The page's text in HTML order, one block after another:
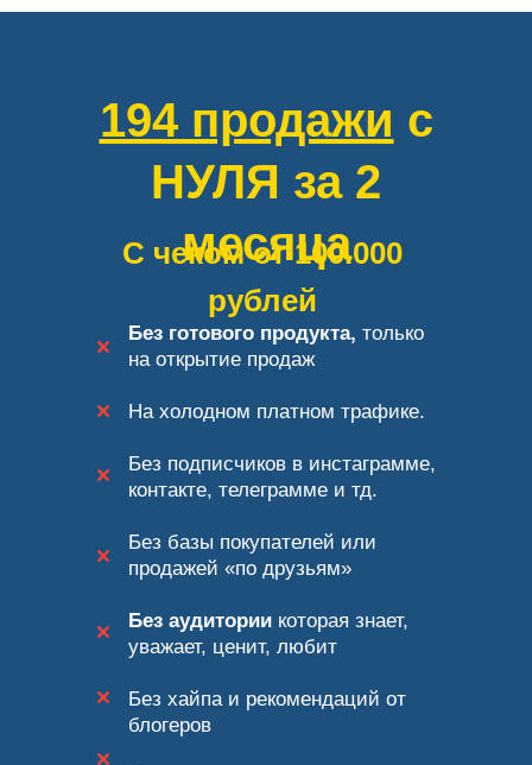
194 продажи с
НУЛЯ за 2
месяца
С чеком от 100.000
рублей
Без готового продукта, только
на открытие продаж
На холодном платном трафике.
Без подписчиков в инстаграмме,
контакте, телеграмме и тд.
Без базы покупателей или
продажей «по друзьям»
Без аудитории которая знает,
уважает, ценит, любит
Без хайпа и рекомендаций от
блогеров